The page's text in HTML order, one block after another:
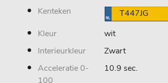
Kenteken
T447JG
Kleur
wit
Interieurkleur
Zwart
Acceleratie 0-
100
10.9 sec.